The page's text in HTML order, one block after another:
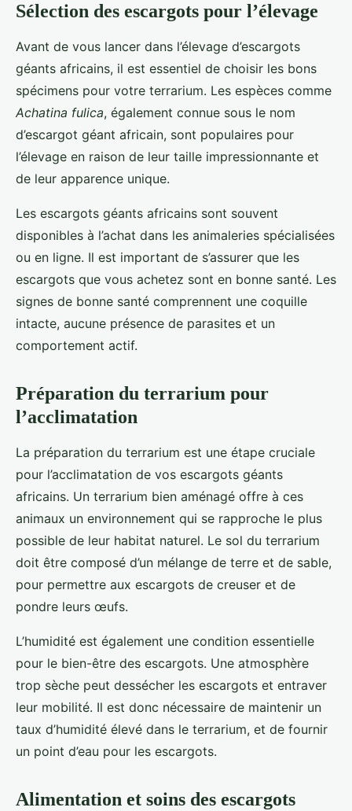
Sélection des escargots pour l’élevage
Avant de vous lancer dans l’élevage d’escargots
géants africains, il est essentiel de choisir les bons
spécimens pour votre terrarium. Les espèces comme
Achatina fulica, également connue sous le nom
d’escargot géant africain, sont populaires pour
l’élevage en raison de leur taille impressionnante et
de leur apparence unique.
Les escargots géants africains sont souvent
disponibles à l’achat dans les animaleries spécialisées
ou en ligne. Il est important de s’assurer que les
escargots que vous achetez sont en bonne santé. Les
signes de bonne santé comprennent une coquille
intacte, aucune présence de parasites et un
comportement actif.
Préparation du terrarium pour
l’acclimatation
La préparation du terrarium est une étape cruciale
pour l’acclimatation de vos escargots géants
africains. Un terrarium bien aménagé offre à ces
animaux un environnement qui se rapproche le plus
possible de leur habitat naturel. Le sol du terrarium
doit être composé d’un mélange de terre et de sable,
pour permettre aux escargots de creuser et de
pondre leurs œufs.
L’humidité est également une condition essentielle
pour le bien-être des escargots. Une atmosphère
trop sèche peut dessécher les escargots et entraver
leur mobilité. Il est donc nécessaire de maintenir un
taux d’humidité élevé dans le terrarium, et de fournir
un point d’eau pour les escargots.
Alimentation et soins des escargots